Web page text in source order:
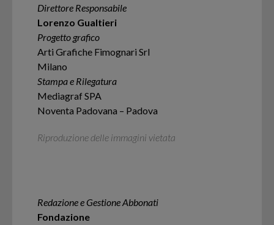
Direttore Responsabile
Lorenzo Gualtieri
Progetto grafico
Arti Grafiche Fimognari Srl
Milano
Stampa e Rilegatura
Mediagraf SPA
Noventa Padovana – Padova
Riproduzione delle immagini vietata
Redazione e Gestione Abbonati
Fondazione